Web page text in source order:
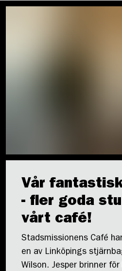
Vår
- fler goda
vårt café!
Stadsmissionens Café
en av Linköpings
Wilson. Jesper brinner